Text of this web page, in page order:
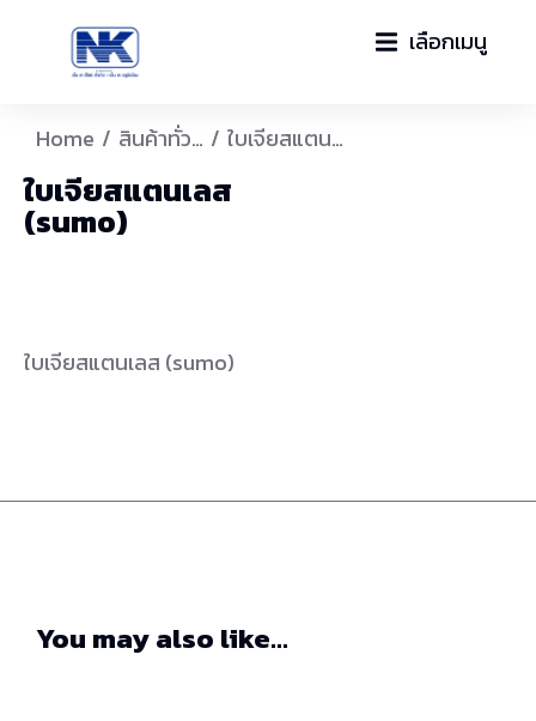
เลือกเมนู
You are here:
Home สินค้าทั่ว… ใบเจียสแตน…
ใบเจียสแตนเลส
(sumo)
ใบเจียสแตนเลส (sumo)
You may also like...